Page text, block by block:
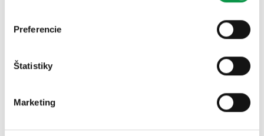
Preferencie
Štatistiky
Marketing